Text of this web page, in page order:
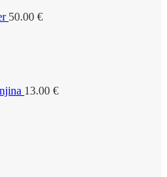
50.00 €
13.00 €